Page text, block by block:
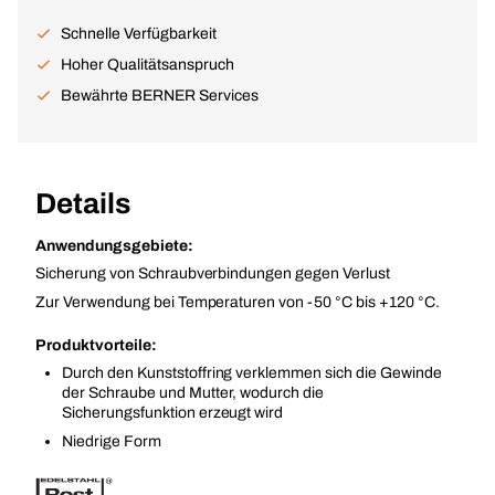
Schnelle Verfügbarkeit
Hoher Qualitätsanspruch
Bewährte BERNER Services
Details
Anwendungsgebiete:
Sicherung von Schraubverbindungen gegen Verlust
Zur Verwendung bei Temperaturen von -50 °C bis +120 °C.
Produktvorteile:
Durch den Kunststoffring verklemmen sich die Gewinde
der Schraube und Mutter, wodurch die
Sicherungsfunktion erzeugt wird
Niedrige Form